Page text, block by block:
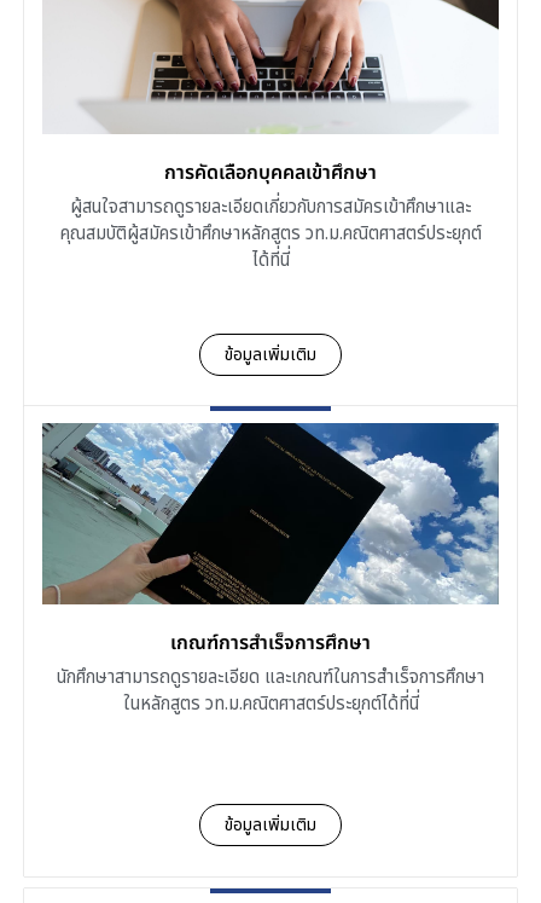
การคัดเลือกบุคคลเข้าศึกษา
ผู้สนใจสามารถดูรายละเอียดเกี่ยวกับการสมัครเข้าศึกษาและ
คุณสมบัติผู้สมัครเข้าศึกษาหลักสูตร วท.ม.คณิตศาสตร์ประยุกต์
ได้ที่นี่
ข้อมูลเพิ่มเติม
เกณฑ์การสำเร็จการศึกษา
นักศึกษาสามารถดูรายละเอียด และเกณฑ์ในการสำเร็จการศึกษา
ในหลักสูตร วท.ม.คณิตศาสตร์ประยุกต์ได้ที่นี่
ข้อมูลเพิ่มเติม